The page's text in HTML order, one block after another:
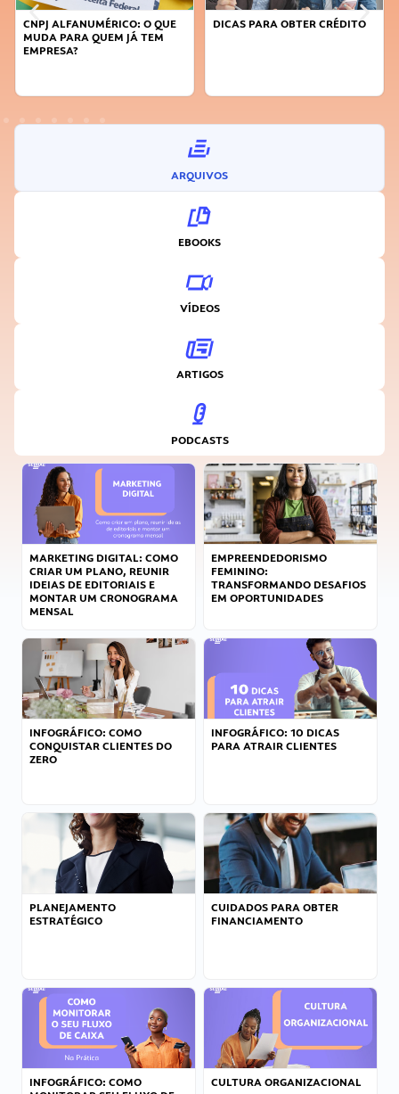
DICAS PARA OBTER CRÉDITO
FAÇA A DIFERENÇA: SEJA
ARQUIVOS
EBOOKS
VÍDEOS
ARTIGOS
PODCASTS
MARKETING DIGITAL: COMO
CRIAR UM PLANO, REUNIR
IDEIAS DE EDITORIAIS E
MONTAR UM CRONOGRAMA
MENSAL
EMPREENDEDORISMO
FEMININO:
TRANSFORMANDO DESAFIOS
EM OPORTUNIDADES
INFOGRÁFICO: COMO
CONQUISTAR CLIENTES DO
ZERO
INFOGRÁFICO: 10 DICAS
PARA ATRAIR CLIENTES
PLANEJAMENTO
ESTRATÉGICO
CUIDADOS PARA OBTER
FINANCIAMENTO
INFOGRÁFICO: COMO
CULTURA ORGANIZACIONAL